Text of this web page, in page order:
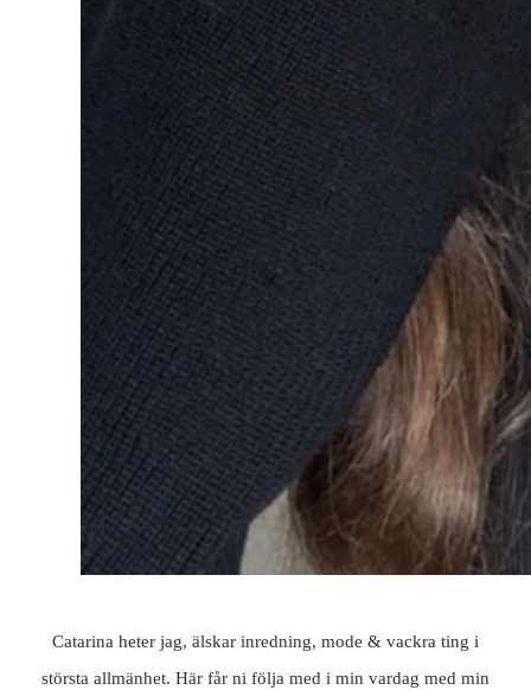
Catarina heter jag, älskar inredning, mode & vackra ting i
största allmänhet. Här får ni följa med i min vardag med min